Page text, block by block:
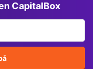
CapitalBox